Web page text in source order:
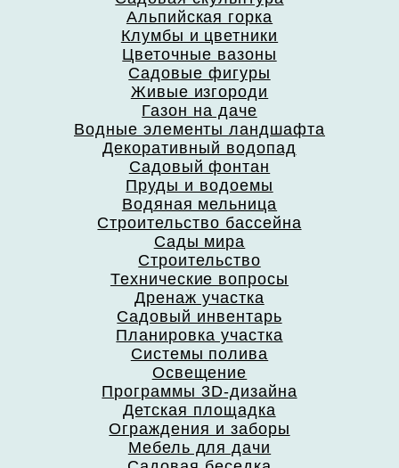
Альпийская горка
Клумбы и цветники
Цветочные вазоны
Садовые фигуры
Живые изгороди
Газон на даче
Водные элементы ландшафта
Декоративный водопад
Садовый фонтан
Пруды и водоемы
Водяная мельница
Строительство бассейна
Сады мира
Строительство
Технические вопросы
Дренаж участка
Садовый инвентарь
Планировка участка
Системы полива
Освещение
Программы 3D-дизайна
Детская площадка
Ограждения и заборы
Мебель для дачи